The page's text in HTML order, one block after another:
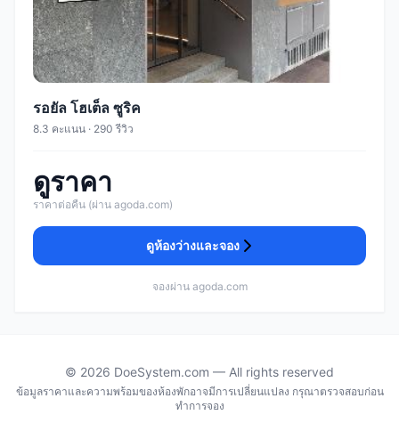
รอยัล โฮเต็ล ซูริค
8.3 คะแนน · 290 รีวิว
ดูราคา
ราคาต่อคืน (ผ่าน agoda.com)
ดูห้องว่างและจอง
จองผ่าน agoda.com
© 2026 DoeSystem.com — All rights reserved
ข้อมูลราคาและความพร้อมของห้องพักอาจมีการเปลี่ยนแปลง กรุณาตรวจสอบก่อน
ทำการจอง